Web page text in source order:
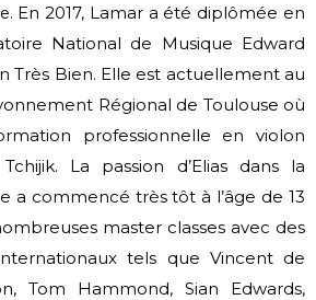
En 2017, Lamar a été diplômée en
National de Musique Edward
Très Bien. Elle est actuellement au
Régional de Toulouse où
professionnelle en violon
La passion d’Elias dans la
a commencé très tôt à l’âge de 13
master classes avec des
tels que Vincent de
Tom Hammond, Sian Edwards,